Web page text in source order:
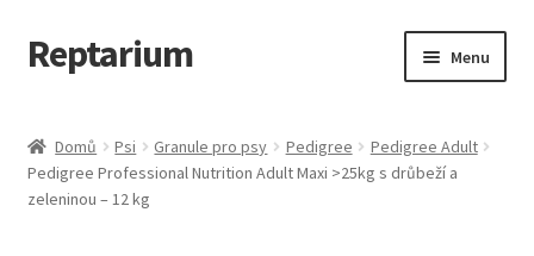
Přeskočit
na
Přejít
k
webu
Reptarium Menu
Košík
Domů Psi Granule pro psy Pedigree
Pedigree Adult
Pedigree Professional Nutrition Adult Maxi >25kg s drůbeží a
zeleninou – 12 kg